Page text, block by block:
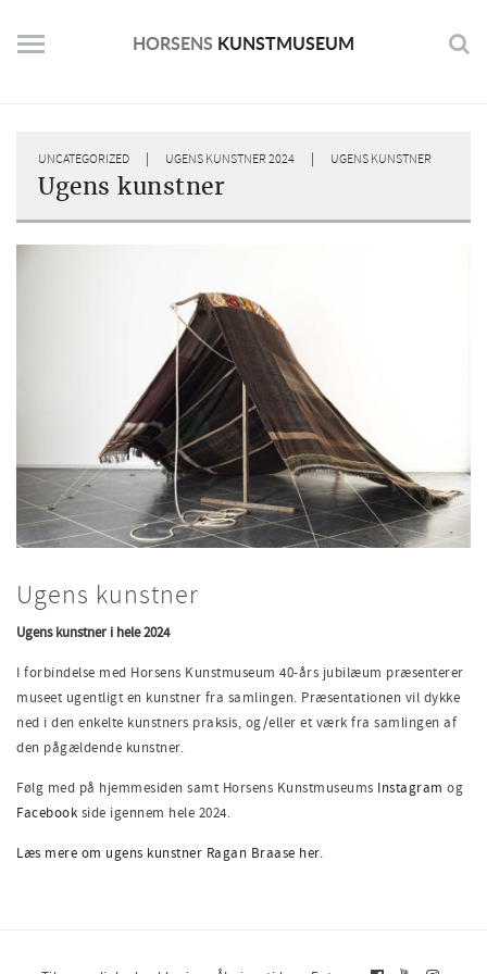
content
HORSENS KUNSTMUSEUM
UNCATEGORIZED | UGENS KUNSTNER 2024 | UGENS KUNSTNER
Ugens kunstner
Ugens kunstner
Ugens kunstner i hele 2024
I forbindelse med Horsens Kunstmuseum 40-års jubilæum præsenterer
museet ugentligt en kunstner fra samlingen. Præsentationen vil dykke
ned i den enkelte kunstners praksis, og/eller et værk fra samlingen af
den pågældende kunstner.
Følg med på hjemmesiden samt Horsens Kunstmuseums Instagram og
Facebook side igennem hele 2024.
Læs mere om ugens kunstner Ragan Braase her.